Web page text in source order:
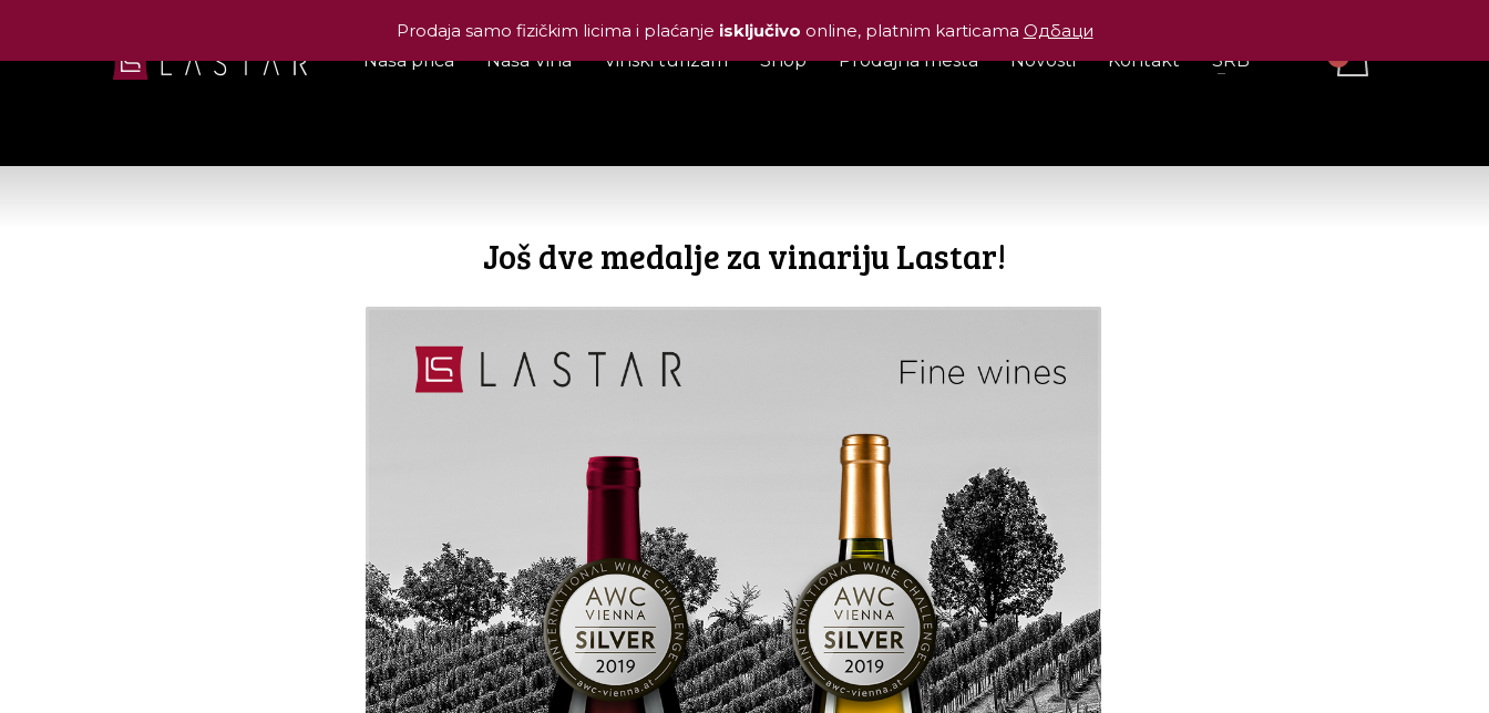
Naša priča Naša Vina Vinski turizam Shop Prodajna mesta Novosti Kontakt SRB
Još dve medalje za vinariju Lastar!
Prodaja samo fizičkim licima i plaćanje isključivo online, platnim karticama Одбаци